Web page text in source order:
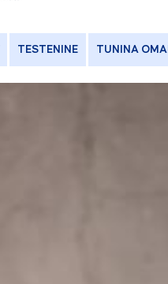
TESTENINE TUNINA